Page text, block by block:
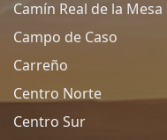
Camín Real de la Mesa
Campo de Caso
Carreño
Centro Norte
Centro Sur